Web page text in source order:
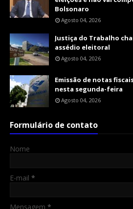
Bolsonaro
Agosto 04, 2026
Justiça do Trabalho
assédio eleitoral
Agosto 04, 2026
Emissão de notas
nesta segunda-feira
Agosto 04, 2026
Formulário de contato
Nome
E-mail *
Mensagem *